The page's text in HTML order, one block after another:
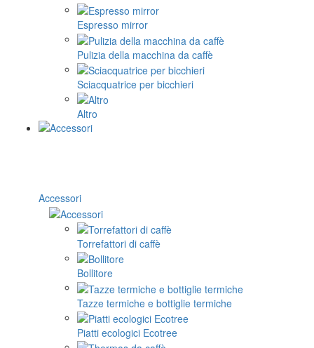
Espresso mirror
Pulizia della macchina da caffè
Sciacquatrice per bicchieri
Altro
Accessori
Torrefattori di caffè
Bollitore
Tazze termiche e bottiglie termiche
Piatti ecologici Ecotree